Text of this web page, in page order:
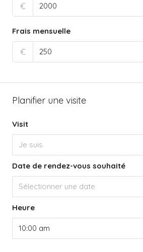
€
Frais mensuelle
€
Planifier une visite
Visit
Je suis
Date de rendez-vous souhaité
Sélectionner une date
Heure
10:00 am